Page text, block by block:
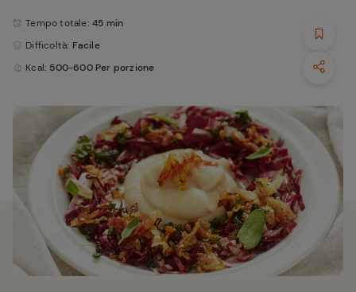
Tempo totale: 45 min
Difficoltà: Facile
Kcal: 500-600 Per porzione